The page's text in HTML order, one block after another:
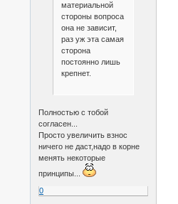
материальной
стороны вопроса
она не зависит,
раз уж эта самая
сторона
постоянно лишь
крепнет.
Полностью с тобой
согласен...
Просто увеличить взнос
ничего не даст,надо в корне
менять некоторые
принципы...
0